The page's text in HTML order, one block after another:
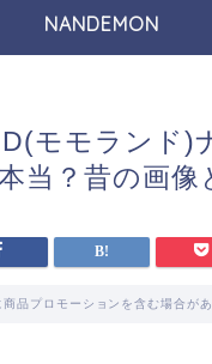
NANDEMON
モモランド)
当？昔の画像
商品プロモーションを含む場合が